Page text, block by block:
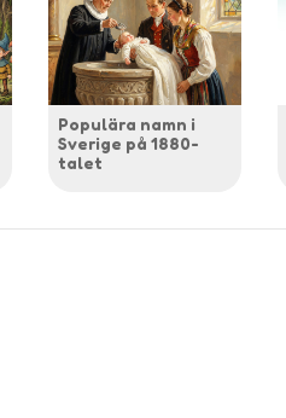
Populära namn i
Sverige på 1880-
talet